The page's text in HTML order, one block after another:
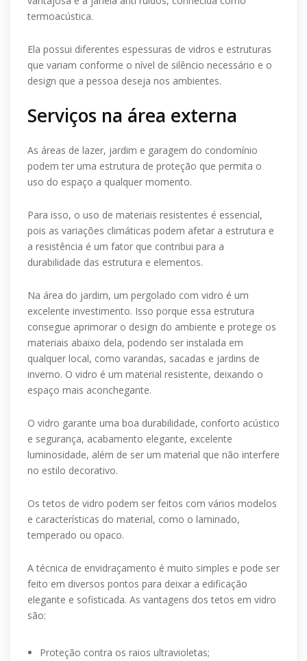
termoacústica.
Ela possui diferentes espessuras de vidros e estruturas
que variam conforme o nível de silêncio necessário e o
design que a pessoa deseja nos ambientes.
Serviços na área externa
As áreas de lazer, jardim e garagem do condomínio
podem ter uma estrutura de proteção que permita o
uso do espaço a qualquer momento.
Para isso, o uso de materiais resistentes é essencial,
pois as variações climáticas podem afetar a estrutura e
a resistência é um fator que contribui para a
durabilidade das estrutura e elementos.
Na área do jardim, um pergolado com vidro é um
excelente investimento. Isso porque essa estrutura
consegue aprimorar o design do ambiente e protege os
materiais abaixo dela, podendo ser instalada em
qualquer local, como varandas, sacadas e jardins de
inverno. O vidro é um material resistente, deixando o
espaço mais aconchegante.
O vidro garante uma boa durabilidade, conforto acústico
e segurança, acabamento elegante, excelente
luminosidade, além de ser um material que não interfere
no estilo decorativo.
Os tetos de vidro podem ser feitos com vários modelos
e características do material, como o laminado,
temperado ou opaco.
A técnica de envidraçamento é muito simples e pode ser
feito em diversos pontos para deixar a edificação
elegante e sofisticada. As vantagens dos tetos em vidro
são:
Proteção contra os raios ultravioletas;